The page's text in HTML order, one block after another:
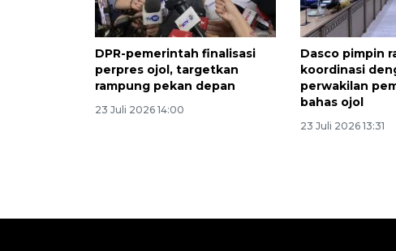
DPR-pemerintah finalisasi
perpres ojol, targetkan
rampung pekan depan
23 Juli 2026 14:00
Dasco pimpin
koordinasi
perwakilan
bahas ojol
23 Juli 2026 13:31